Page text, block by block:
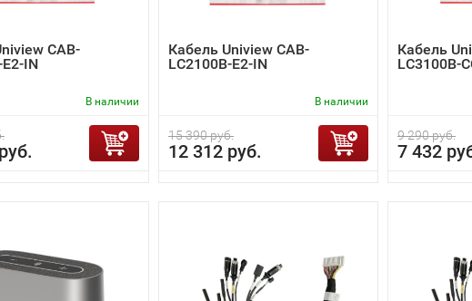
CAB-
IN
В наличии
Кабель Uniview CAB-
LC2100B-E2-IN
В наличии
15 390 руб.
12 312 руб.
Кабель
LC3100B-
9 290 руб.
7 432